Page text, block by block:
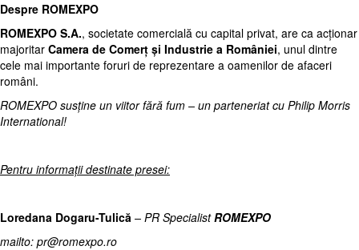
Despre ROMEXPO
ROMEXPO S.A., societate comercială cu capital privat, are ca acționar
majoritar Camera de Comerț și Industrie a României, unul dintre
cele mai importante foruri de reprezentare a oamenilor de afaceri
români.
ROMEXPO susține un viitor fără fum – un parteneriat cu Philip Morris
International!
Pentru informaţii destinate presei:
Loredana Dogaru-Tulică – PR SpecialistROMEXPO
mailto: pr@romexpo.ro